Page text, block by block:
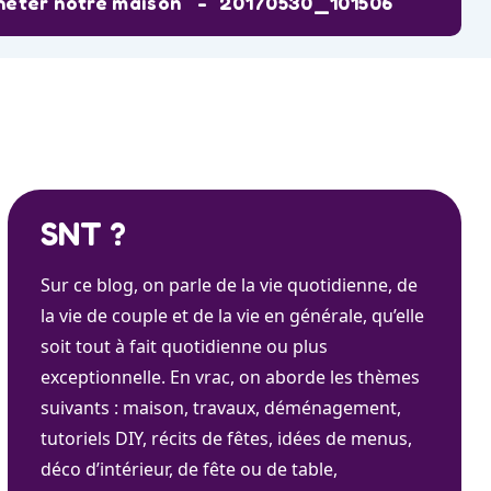
SNT ?
Sur ce blog, on parle de la vie quotidienne, de
la vie de couple et de la vie en générale, qu’elle
soit tout à fait quotidienne ou plus
exceptionnelle. En vrac, on aborde les thèmes
suivants : maison, travaux, déménagement,
tutoriels DIY, récits de fêtes, idées de menus,
déco d’intérieur, de fête ou de table,